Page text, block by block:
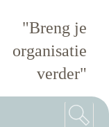
"Breng je
organisatie
verder"